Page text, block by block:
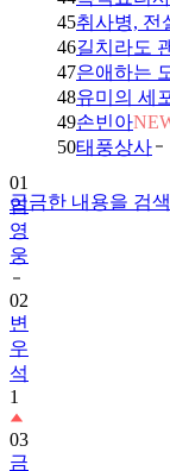
45취사병, 전
46길치라도
47은애하는
48유미의 세
49손빈아
50태풍상사
궁금한 내용을 검
영
웅
02
변
우
석
1
03
금
타